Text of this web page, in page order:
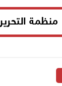
منظمة التحرير